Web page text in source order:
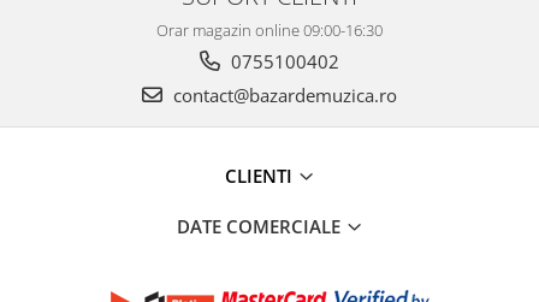
Orar magazin online 09:00-16:30
0755100402
contact@bazardemuzica.ro
CLIENTI
DATE COMERCIALE